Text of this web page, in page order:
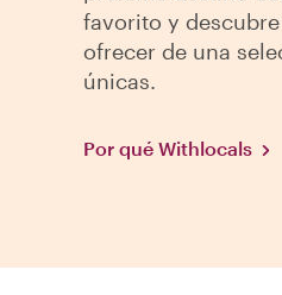
favorito y
ofrecer de una
únicas.
Por qué Withlocals